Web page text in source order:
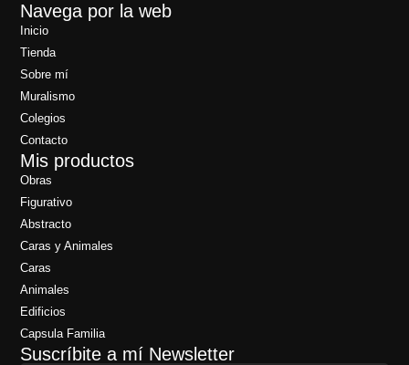
Navega por la web
Inicio
Tienda
Sobre mí
Muralismo
Colegios
Contacto
Mis productos
Obras
Figurativo
Abstracto
Caras y Animales
Caras
Animales
Edificios
Capsula Familia
Suscríbite a mí Newsletter